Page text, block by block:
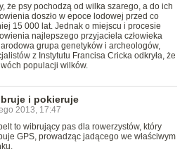
że psy pochodzą od wilka szarego, a do ich
doszło w epoce lodowej przed co
15 000 lat. Jednak o miejscu i procesie
najlepszego przyjaciela człowieka
grupa genetyków i archeologów,
z Instytutu Francisa Cricka odkryła, że
populacji wilków.
i pokieruje
2013, 17:47
to wibrujący pas dla rowerzystów, który
GPS, prowadząc jadącego we właściwym